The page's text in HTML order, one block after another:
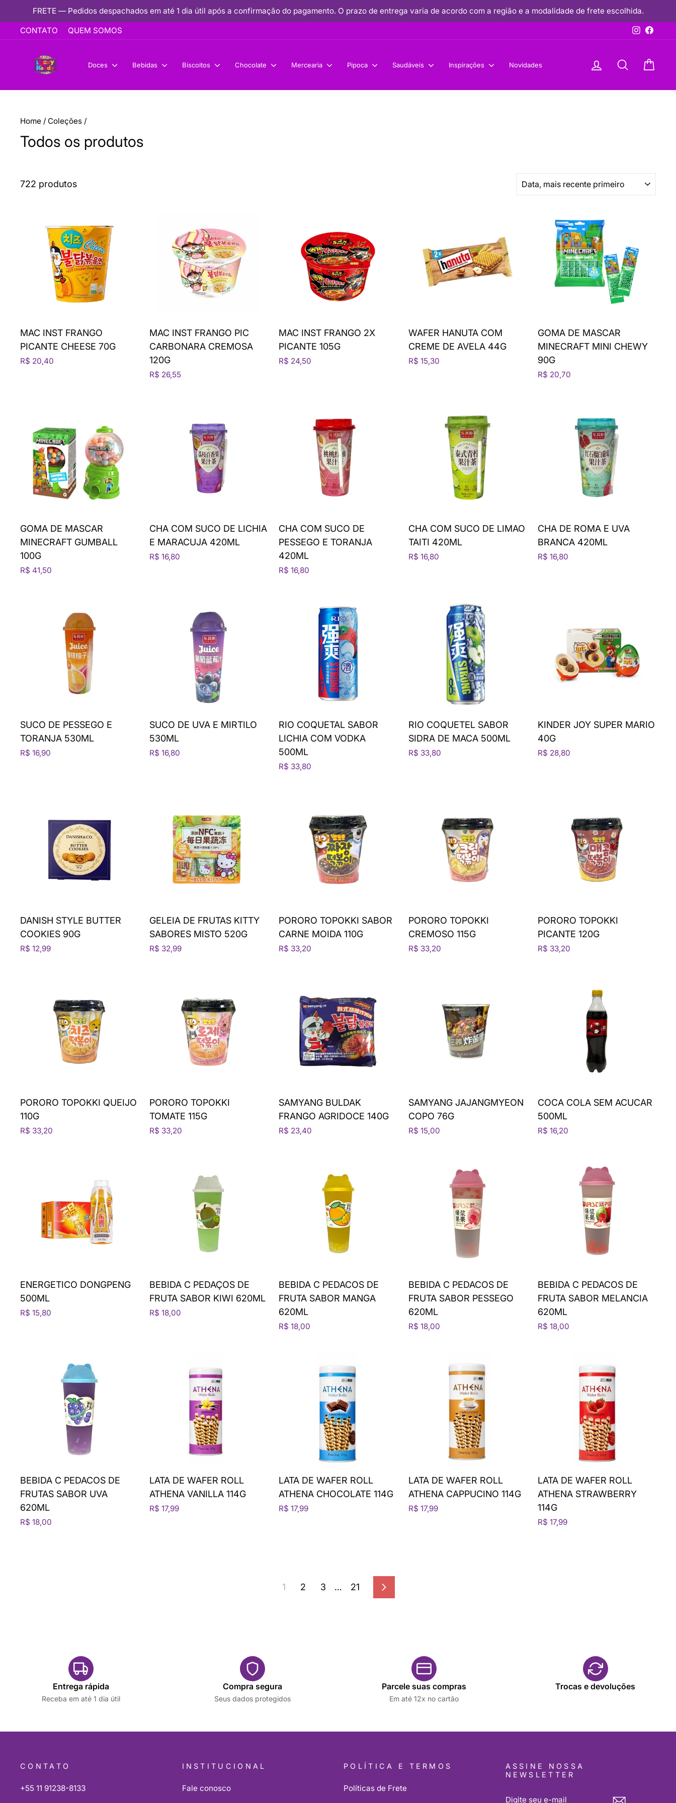
para
Pausar
apresentação
slides
FRETE — Pedidos despachados em até 1 dia útil após a confirmação do pagamento. O prazo de entrega varia de acordo com a região e a modalidade de frete escolhida.
CONTATO QUEM SOMOS Instagram
Doces Bebidas Biscoitos Chocolate Mercearia Pipoca Saudáveis Inspirações Novidades Conecte-seProcurar
Home / Coleções /
Todos os produtos
722 produtos
MAC INST FRANGO
PICANTE CHEESE 70G
R$ 20,40
MAC INST FRANGO PIC
CARBONARA CREMOSA
120G
R$ 26,55
MAC INST FRANGO 2X
PICANTE 105G
R$ 24,50
WAFER HANUTA COM
CREME DE AVELA 44G
R$ 15,30
GOMA DE MASCAR
MINECRAFT MINI CHEWY
90G
R$ 20,70
GOMA DE MASCAR
MINECRAFT GUMBALL
100G
R$ 41,50
CHA COM SUCO DE LICHIA
E MARACUJA 420ML
R$ 16,80
CHA COM SUCO DE
PESSEGO E TORANJA
420ML
R$ 16,80
CHA COM SUCO DE LIMAO
TAITI 420ML
R$ 16,80
CHA DE ROMA E UVA
BRANCA 420ML
R$ 16,80
SUCO DE PESSEGO E
TORANJA 530ML
R$ 16,90
SUCO DE UVA E MIRTILO
530ML
R$ 16,80
RIO COQUETAL SABOR
LICHIA COM VODKA
500ML
R$ 33,80
RIO COQUETEL SABOR
SIDRA DE MACA 500ML
R$ 33,80
KINDER JOY SUPER MARIO
40G
R$ 28,80
DANISH STYLE BUTTER
COOKIES 90G
R$ 12,99
GELEIA DE FRUTAS KITTY
SABORES MISTO 520G
R$ 32,99
PORORO TOPOKKI SABOR
CARNE MOIDA 110G
R$ 33,20
PORORO TOPOKKI
CREMOSO 115G
R$ 33,20
PORORO TOPOKKI
PICANTE 120G
R$ 33,20
PORORO TOPOKKI QUEIJO
110G
R$ 33,20
PORORO TOPOKKI
TOMATE 115G
R$ 33,20
SAMYANG BULDAK
FRANGO AGRIDOCE 140G
R$ 23,40
SAMYANG JAJANGMYEON
COPO 76G
R$ 15,00
COCA COLA SEM ACUCAR
500ML
R$ 16,20
ENERGETICO DONGPENG
500ML
R$ 15,80
BEBIDA C PEDAÇOS DE
FRUTA SABOR KIWI 620ML
R$ 18,00
BEBIDA C PEDACOS DE
FRUTA SABOR MANGA
620ML
R$ 18,00
BEBIDA C PEDACOS DE
FRUTA SABOR PESSEGO
620ML
R$ 18,00
BEBIDA C PEDACOS DE
FRUTA SABOR MELANCIA
620ML
R$ 18,00
BEBIDA C PEDACOS DE
FRUTAS SABOR UVA
620ML
R$ 18,00
LATA DE WAFER ROLL
ATHENA VANILLA 114G
R$ 17,99
LATA DE WAFER ROLL
ATHENA CHOCOLATE 114G
R$ 17,99
LATA DE WAFER ROLL
ATHENA CAPPUCINO 114G
R$ 17,99
LATA DE WAFER ROLL
ATHENA STRAWBERRY
114G
R$ 17,99
1 2 3 … 21 Próximo
Entrega rápida
Receba em até 1 dia útil
Compra segura
Seus dados protegidos
Parcele suas compras
Em até 12x no cartão
Trocas e devoluções
CONTATO
+55 11 91238-8133
INSTITUCIONAL
Fale conosco
POLÍTICA E TERMOS
Políticas de Frete
ASSINE NOSSA
NEWSLETTER